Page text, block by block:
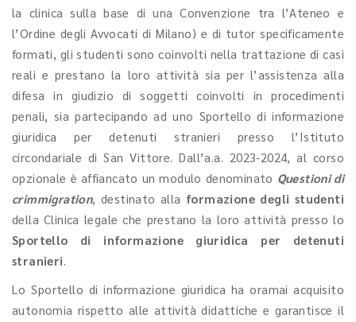
la clinica sulla base di una Convenzione tra l’Ateneo e
l’Ordine degli Avvocati di Milano) e di tutor specificamente
formati, gli studenti sono coinvolti nella trattazione di casi
reali e prestano la loro attività sia per l’assistenza alla
difesa in giudizio di soggetti coinvolti in procedimenti
penali, sia partecipando ad uno Sportello di informazione
giuridica per detenuti stranieri presso l’Istituto
circondariale di San Vittore. Dall’a.a. 2023-2024, al corso
opzionale è affiancato un modulo denominato Questioni di
crimmigration, destinato alla formazione degli studenti
della Clinica legale che prestano la loro attività presso lo
Sportello di informazione giuridica per detenuti
stranieri.
Lo Sportello di informazione giuridica ha oramai acquisito
autonomia rispetto alle attività didattiche e garantisce il